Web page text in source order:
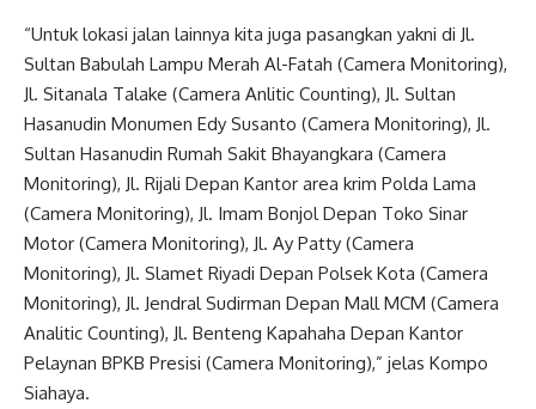
“Untuk lokasi jalan lainnya kita juga pasangkan yakni di Jl.
Sultan Babulah Lampu Merah Al-Fatah (Camera Monitoring),
Jl. Sitanala Talake (Camera Anlitic Counting), Jl. Sultan
Hasanudin Monumen Edy Susanto (Camera Monitoring), Jl.
Sultan Hasanudin Rumah Sakit Bhayangkara (Camera
Monitoring), Jl. Rijali Depan Kantor area krim Polda Lama
(Camera Monitoring), Jl. Imam Bonjol Depan Toko Sinar
Motor (Camera Monitoring), Jl. Ay Patty (Camera
Monitoring), Jl. Slamet Riyadi Depan Polsek Kota (Camera
Monitoring), Jl. Jendral Sudirman Depan Mall MCM (Camera
Analitic Counting), Jl. Benteng Kapahaha Depan Kantor
Pelaynan BPKB Presisi (Camera Monitoring),” jelas Kompo
Siahaya.